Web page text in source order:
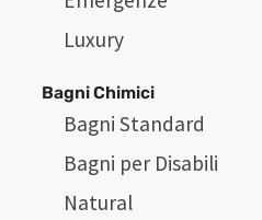
Luxury
Bagni Chimici
Bagni Standard
Bagni per Disabili
Natural